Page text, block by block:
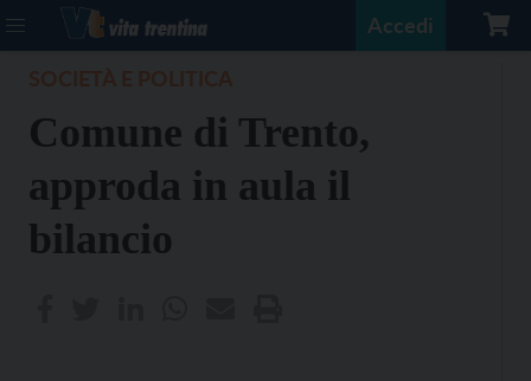
Accedi
Comune di Trento,
approda in aula il
bilancio